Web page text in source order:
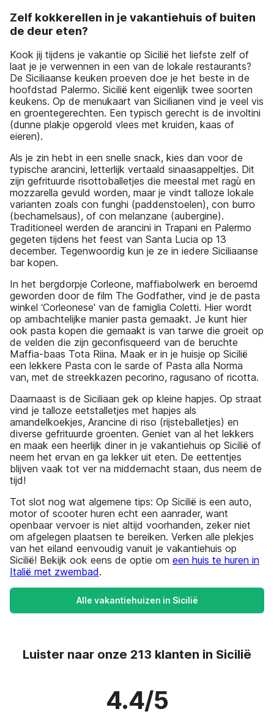
Zelf kokkerellen in je vakantiehuis of buiten
de deur eten?
Kook jij tijdens je vakantie op Sicilië het liefste zelf of
laat je je verwennen in een van de lokale restaurants?
De Siciliaanse keuken proeven doe je het beste in de
hoofdstad Palermo. Sicilië kent eigenlijk twee soorten
keukens. Op de menukaart van Sicilianen vind je veel vis
en groentegerechten. Een typisch gerecht is de involtini
(dunne plakje opgerold vlees met kruiden, kaas of
eieren).
Als je zin hebt in een snelle snack, kies dan voor de
typische arancini, letterlijk vertaald sinaasappeltjes. Dit
zijn gefrituurde risottoballetjes die meestal met ragù en
mozzarella gevuld worden, maar je vindt talloze lokale
varianten zoals con funghi (paddenstoelen), con burro
(bechamelsaus), of con melanzane (aubergine).
Traditioneel werden de arancini in Trapani en Palermo
gegeten tijdens het feest van Santa Lucia op 13
december. Tegenwoordig kun je ze in iedere Siciliaanse
bar kopen.
In het bergdorpje Corleone, maffiabolwerk en beroemd
geworden door de film The Godfather, vind je de pasta
winkel ‘Corleonese' van de famiglia Coletti. Hier wordt
op ambachtelijke manier pasta gemaakt. Je kunt hier
ook pasta kopen die gemaakt is van tarwe die groeit op
de velden die zijn geconfisqueerd van de beruchte
Maffia-baas Tota Riina. Maak er in je huisje op Sicilië
een lekkere Pasta con le sarde of Pasta alla Norma
van, met de streekkazen pecorino, ragusano of ricotta.
Daarnaast is de Siciliaan gek op kleine hapjes. Op straat
vind je talloze eetstalletjes met hapjes als
amandelkoekjes, Arancine di riso (rijsteballetjes) en
diverse gefrituurde groenten. Geniet van al het lekkers
en maak een heerlijk diner in je vakantiehuis op Sicilië of
neem het ervan en ga lekker uit eten. De eettentjes
blijven vaak tot ver na middernacht staan, dus neem de
tijd!
Tot slot nog wat algemene tips: Op Sicilië is een auto,
motor of scooter huren echt een aanrader, want
openbaar vervoer is niet altijd voorhanden, zeker niet
om afgelegen plaatsen te bereiken. Verken alle plekjes
van het eiland eenvoudig vanuit je vakantiehuis op
Sicilië! Bekijk ook eens de optie om een huis te huren in
Italië met zwembad.
Alle vakantiehuizen in Sicilië
Luister naar onze 213 klanten in Sicilië
4.4/5